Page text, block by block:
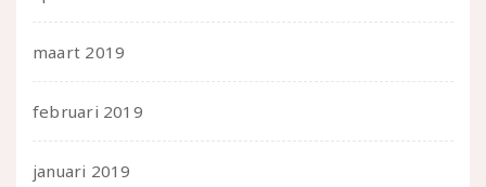
maart 2019
februari 2019
januari 2019